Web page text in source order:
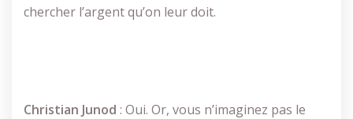
chercher l’argent qu’on leur doit.
Christian Junod : Oui. Or, vous n’imaginez pas le